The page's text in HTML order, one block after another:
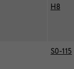
H8
S0-115